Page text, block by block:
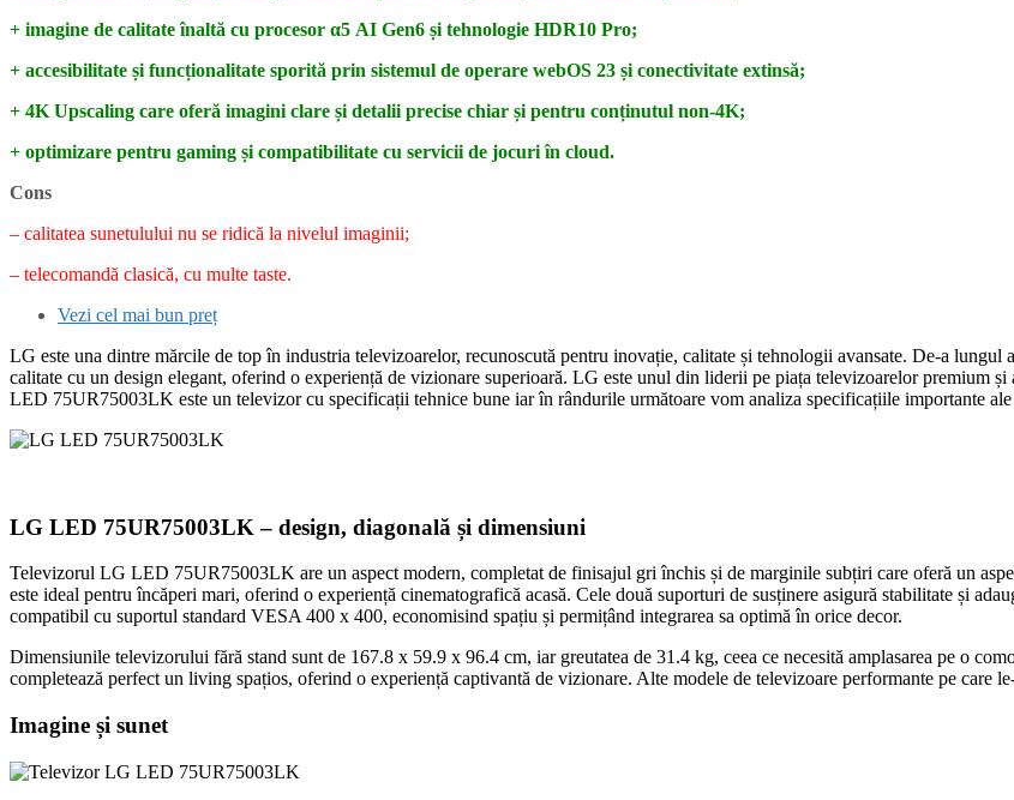
+ imagine de calitate înaltă cu procesor α5 AI Gen6 și tehnologie HDR10 Pro;
+ accesibilitate și funcționalitate sporită prin sistemul de operare webOS 23 și conectivitate extinsă;
+ 4K Upscaling care oferă imagini clare și detalii precise chiar și pentru conținutul non-4K;
+ optimizare pentru gaming și compatibilitate cu servicii de jocuri în cloud.
Cons
– calitatea sunetulului nu se ridică la nivelul imaginii;
– telecomandă clasică, cu multe taste.
Vezi cel mai bun preț
LG este una dintre mărcile de top în industria televizoarelor, recunoscută pentru inovație, calitate și tehnologii avansate. De-a
calitate cu un design elegant, oferind o experiență de vizionare superioară. LG este unul din liderii pe piața televizoarelor premium
LED 75UR75003LK este un televizor cu specificații tehnice bune iar în rândurile următoare vom analiza specificațiile importante ale
LG LED 75UR75003LK – design, diagonală și dimensiuni
Televizorul LG LED 75UR75003LK are un aspect modern, completat de finisajul gri închis și de marginile subțiri care oferă un
este ideal pentru încăperi mari, oferind o experiență cinematografică acasă. Cele două suporturi de susținere asigură stabilitate și
compatibil cu suportul standard VESA 400 x 400, economisind spațiu și permițând integrarea sa optimă în orice decor.
Dimensiunile televizorului fără stand sunt de 167.8 x 59.9 x 96.4 cm, iar greutatea de 31.4 kg, ceea ce necesită amplasarea pe o
completează perfect un living spațios, oferind o experiență captivantă de vizionare. Alte modele de televizoare performante pe care
Imagine și sunet